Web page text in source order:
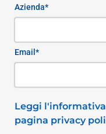
Azienda*
Email*
Leggi
pagina privacy